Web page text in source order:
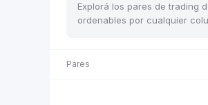
Explorá los pares de trading
ordenables por cualquier
Pares